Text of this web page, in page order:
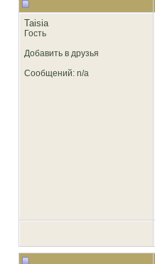
Taisia
Гость
Добавить в друзья
Сообщений: n/a